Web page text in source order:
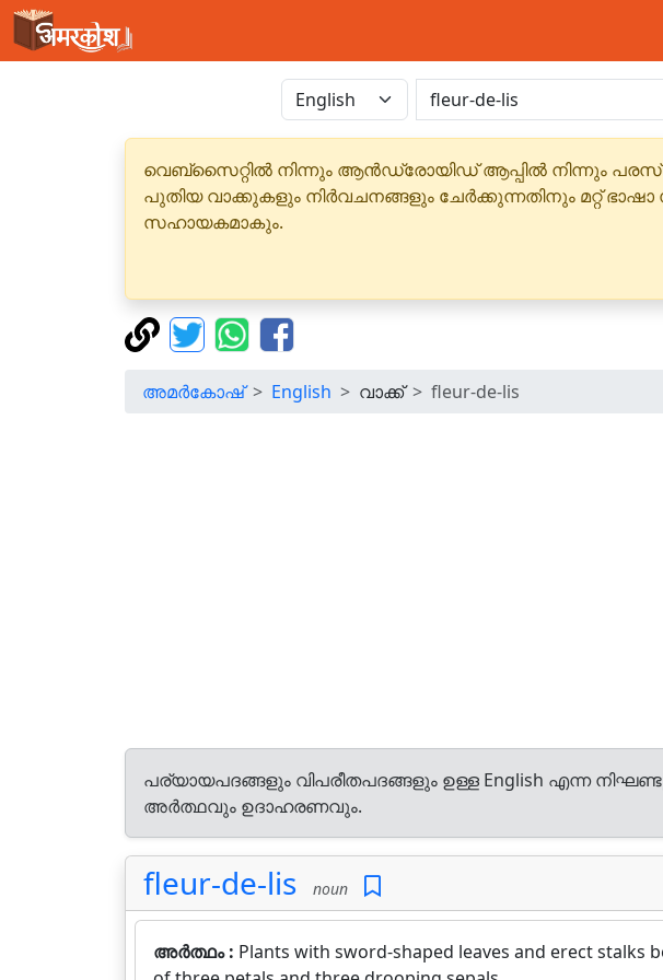
വെബ്‌സൈറ്റിൽ നിന്നും ആൻഡ്രോയിഡ് ആപ്പിൽ നിന്നും
പുതിയ വാക്കുകളും നിർവചനങ്ങളും ചേർക്കുന്നതിനും മറ്റ്
സഹായകമാകും.
അമർകോഷ് English വാക്ക് fleur-de-lis
പര്യായപദങ്ങളും വിപരീതപദങ്ങളും ഉള്ള English എന്ന
അർത്ഥവും ഉദാഹരണവും.
fleur-de-lis noun
അർത്ഥം : Plants with sword-shaped leaves and erect